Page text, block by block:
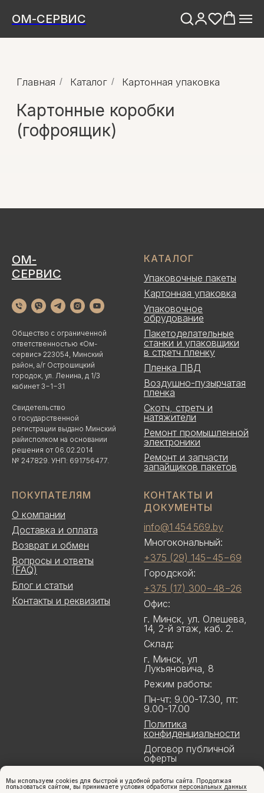
ОМ-СЕРВИС
Мы используем cookies для быстрой и удобной работы сайта. Продолжая
пользоваться сайтом, вы принимаете условия обработки персональных данных
Картонные коробки
ОМ-
СЕРВИС
Общество с ограниченной
ответственностью «Ом-
сервис» 223054, Минский
район, а/г Острошицкий
городок, ул. Ленина, д 1/3
кабинет 3−1−31
Свидетельство
о государственной
регистрации выдано Минский
райисполком на основании
решения от 06.02.2014
№ 247829. УНП: 691756477.
КАТАЛОГ
Упаковочные пакеты
Картонная упаковка
Упаковочное
обрудование
Пакетоделательные
станки и упаковщики
в стретч пленку
Пленка ПВД
Воздушно-пузырчатая
пленка
Скотч, стретч и
натяжители
Ремонт промышленной
электроники
Ремонт и запчасти
запайщиков пакетов
ПОКУПАТЕЛЯМ
О компании
Доставка и оплата
Возврат и обмен
Вопросы и ответы
(FAQ)
Блог и статьи
Контакты и реквизиты
КОНТАКТЫ И
ДОКУМЕНТЫ
info@1 454 569.by
Многокональный:
+375 (29) 145−45−69
Городской:
+375 (17) 300−48−26
Офис:
г. Минск, ул. Олешева,
14, 2-й этаж, каб. 2.
Склад:
г. Минск, ул
Лукьяновича, 8
Режим работы:
Пн-чт: 9.00-17.30, пт:
9.00-17.00
Политика
конфиденциальности
Договор публичной
оферты